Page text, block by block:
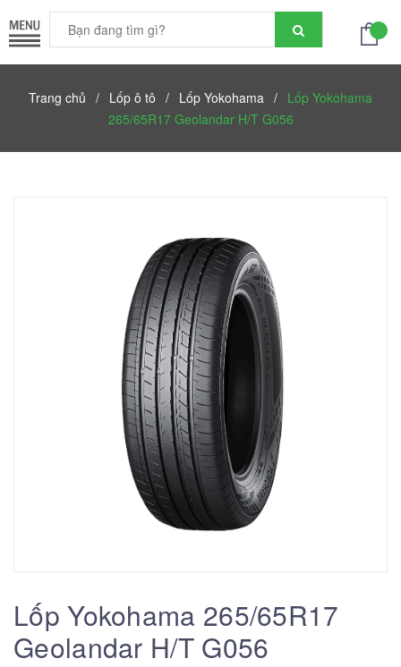
Trang chủ / Lốp ô tô / Lốp Yokohama / Lốp Yokohama
265/65R17 Geolandar H/T G056
Lốp Yokohama 265/65R17
Geolandar H/T G056